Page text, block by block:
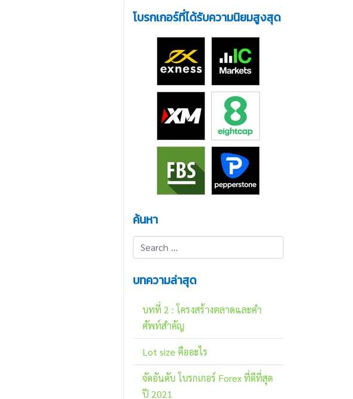
โบรกเกอร์ที่ได้รับความนิยมสูงสุด
ค้นหา
บทความล่าสุด
บทที่ 2 : โครงสร้างตลาดและคำ
ศัพท์สำคัญ
Lot size คืออะไร
จัดอันดับ โบรกเกอร์ Forex ที่ดีที่สุด
ปี 2021